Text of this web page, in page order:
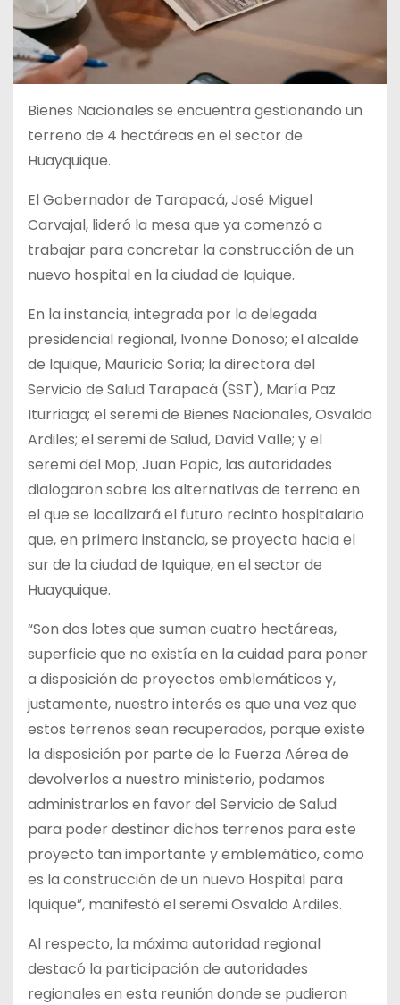
Bienes Nacionales se encuentra gestionando un
terreno de 4 hectáreas en el sector de
Huayquique.
El Gobernador de Tarapacá, José Miguel
Carvajal, lideró la mesa que ya comenzó a
trabajar para concretar la construcción de un
nuevo hospital en la ciudad de Iquique.
En la instancia, integrada por la delegada
presidencial regional, Ivonne Donoso; el alcalde
de Iquique, Mauricio Soria; la directora del
Servicio de Salud Tarapacá (SST), María Paz
Iturriaga; el seremi de Bienes Nacionales, Osvaldo
Ardiles; el seremi de Salud, David Valle; y el
seremi del Mop; Juan Papic, las autoridades
dialogaron sobre las alternativas de terreno en
el que se localizará el futuro recinto hospitalario
que, en primera instancia, se proyecta hacia el
sur de la ciudad de Iquique, en el sector de
Huayquique.
“Son dos lotes que suman cuatro hectáreas,
superficie que no existía en la cuidad para poner
a disposición de proyectos emblemáticos y,
justamente, nuestro interés es que una vez que
estos terrenos sean recuperados, porque existe
la disposición por parte de la Fuerza Aérea de
devolverlos a nuestro ministerio, podamos
administrarlos en favor del Servicio de Salud
para poder destinar dichos terrenos para este
proyecto tan importante y emblemático, como
es la construcción de un nuevo Hospital para
Iquique”, manifestó el seremi Osvaldo Ardiles.
Al respecto, la máxima autoridad regional
destacó la participación de autoridades
regionales en esta reunión donde se pudieron